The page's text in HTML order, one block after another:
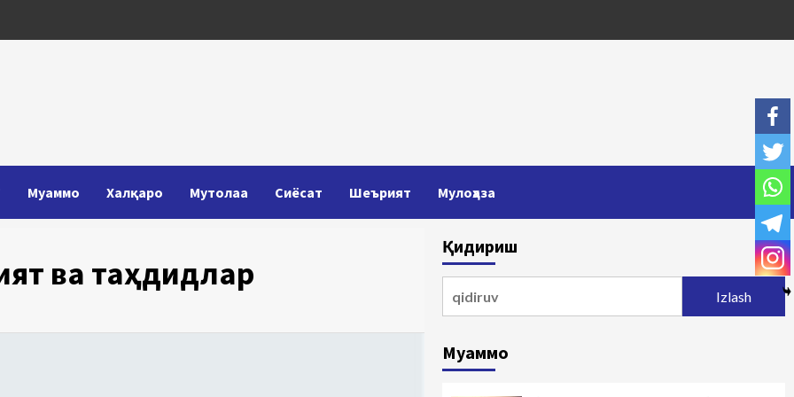
Муаммо Халқаро Мутолаа Сиёсат Шеърият Мулоҳаза
ва таҳдидлар
Қидириш
Муаммо